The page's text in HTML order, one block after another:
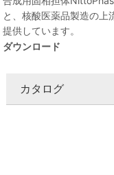
と、核酸医薬品製造の上
提供しています。
ダウンロード
カタログ